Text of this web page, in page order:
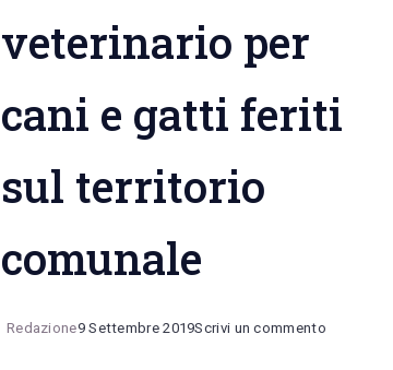
veterinario per
cani e gatti feriti
sul territorio
comunale
Redazione9 Settembre 2019Scrivi un commentoon